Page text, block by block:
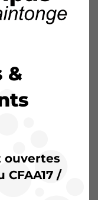
&
ouvertes
/